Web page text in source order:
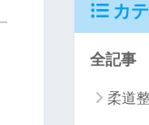
カ
全記事
柔道